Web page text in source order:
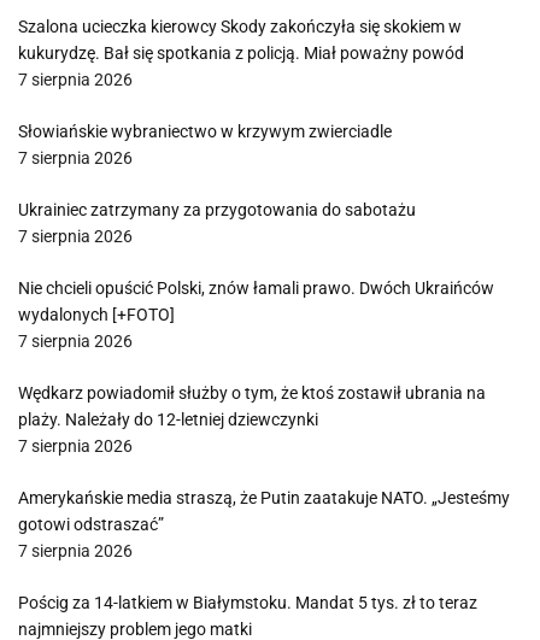
Szalona ucieczka kierowcy Skody zakończyła się skokiem w
kukurydzę. Bał się spotkania z policją. Miał poważny powód
7 sierpnia 2026
Słowiańskie wybraniectwo w krzywym zwierciadle
7 sierpnia 2026
Ukrainiec zatrzymany za przygotowania do sabotażu
7 sierpnia 2026
Nie chcieli opuścić Polski, znów łamali prawo. Dwóch Ukraińców
wydalonych [+FOTO]
7 sierpnia 2026
Wędkarz powiadomił służby o tym, że ktoś zostawił ubrania na
plaży. Należały do 12-letniej dziewczynki
7 sierpnia 2026
Amerykańskie media straszą, że Putin zaatakuje NATO. „Jesteśmy
gotowi odstraszać”
7 sierpnia 2026
Pościg za 14-latkiem w Białymstoku. Mandat 5 tys. zł to teraz
najmniejszy problem jego matki